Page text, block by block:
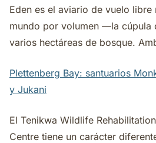
Eden es el aviario de vuelo libre
mundo por volumen —la cúpula
varios hectáreas de bosque.
Plettenberg Bay: santuarios
y Jukani
El Tenikwa Wildlife
Centre tiene un carácter